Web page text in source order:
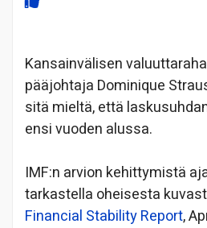
Kansainvälisen
pääjohtaja Dominique
sitä mieltä, että
ensi vuoden alussa.
IMF:n arvion kehittymistä
tarkastella oheisesta
Financial Stability Report,